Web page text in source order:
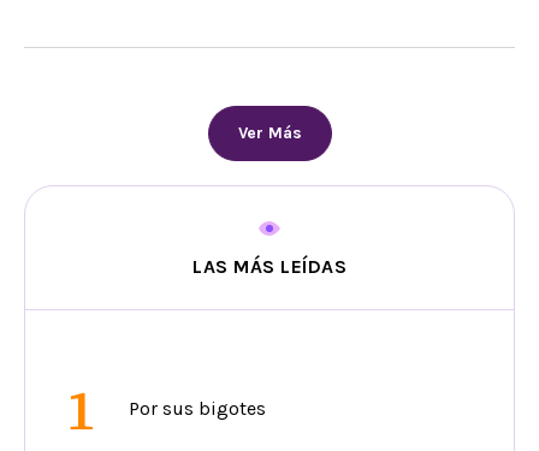
Ver Más
LAS MÁS LEÍDAS
1 Por sus bigotes